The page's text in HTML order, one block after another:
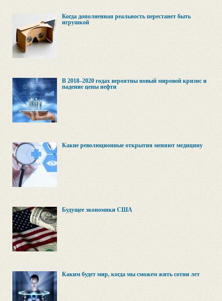
Когда дополненная реальность перестанет быть
игрушкой
В 2018–2020 годах вероятны новый мировой кризис и
падение цены нефти
Какие революционные открытия меняют медицину
Будущее экономики США
Каким будет мир, когда мы сможем жить сотни лет